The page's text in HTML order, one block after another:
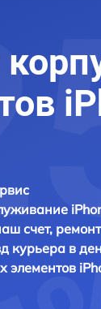
счет,
курьера в
элементов